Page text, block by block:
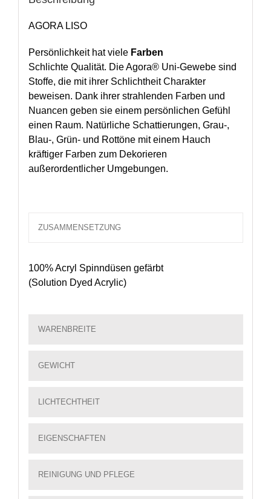
AGORA LISO
Persönlichkeit hat viele Farben
Schlichte Qualität. Die Agora® Uni-Gewebe sind
Stoffe, die mit ihrer Schlichtheit Charakter
beweisen. Dank ihrer strahlenden Farben und
Nuancen geben sie einem persönlichen Gefühl
einen Raum. Natürliche Schattierungen, Grau-,
Blau-, Grün- und Rottöne mit einem Hauch
kräftiger Farben zum Dekorieren
außerordentlicher Umgebungen.
ZUSAMMENSETZUNG
100% Acryl Spinndüsen gefärbt
(Solution Dyed Acrylic)
WARENBREITE
GEWICHT
LICHTECHTHEIT
EIGENSCHAFTEN
REINIGUNG UND PFLEGE